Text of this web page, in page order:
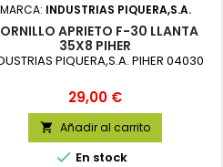
MARCA: INDUSTRIAS PIQUERA,S.A.
APRIETO F-30 LLANTA
35X8 PIHER
PIQUERA,S.A. PIHER 04030
Precio
29,00 €
 Añadir al carrito
 En stock